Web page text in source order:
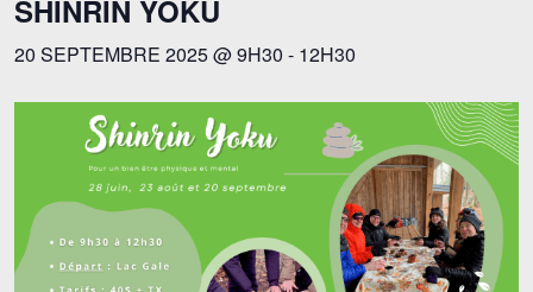
SHINRIN YOKU
20 SEPTEMBRE 2025 @ 9H30 - 12H30